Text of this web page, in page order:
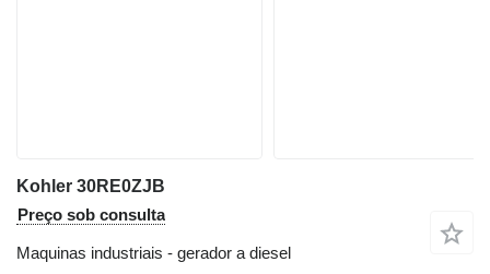
Kohler 30RE0ZJB
Preço sob consulta
Maquinas industriais - gerador a diesel